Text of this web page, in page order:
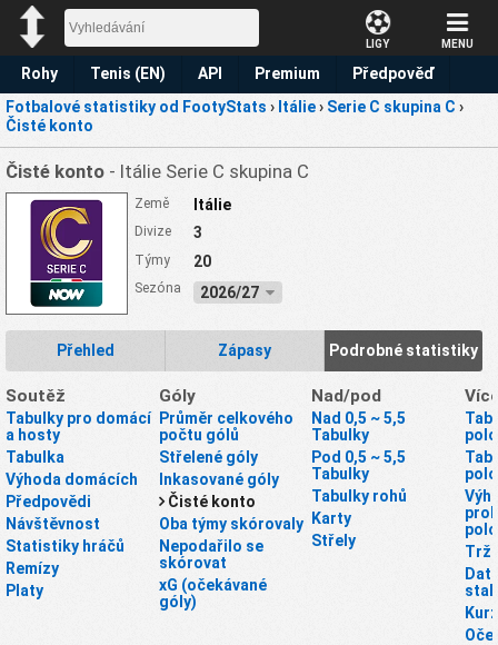
LIGY MENU
Rohy Tenis (EN) API Premium
Předpověď
Fotbalové statistiky od FootyStats › Itálie› Serie C skupina C ›
Čisté konto
Čisté konto - Itálie Serie C skupina C
Země Itálie
Divize 3
Týmy 20
Sezóna 2026/27
Přehled Zápasy Podrobné statistiky
Soutěž
Tabulky pro domácí
a hosty
Tabulka
Výhoda domácích
Předpovědi
Návštěvnost
Statistiky hráčů
Remízy
Platy
Góly
Průměr celkového
počtu gólů
Střelené góly
Inkasované góly
Čisté konto
Oba týmy skórovaly
Nepodařilo se
skórovat
xG (očekávané
góly)
Nad/pod
Nad 0,5 ~ 5,5
Tabulky
Pod 0,5 ~ 5,5
Tabulky
Tabulky rohů
Karty
Střely